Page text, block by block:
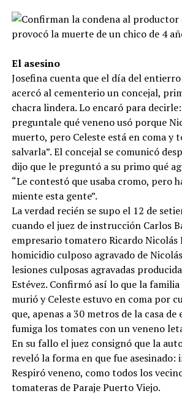
El asesino
Josefina cuenta que el día del entierro
acercó al cementerio un concejal,
chacra lindera. Lo encaró para decirle:
preguntale qué veneno usó porque
muerto, pero Celeste está en coma y
salvarla”. El concejal se comunicó
dijo que le preguntó a su primo qué
“Le contestó que usaba cromo, pero
miente esta gente”.
La verdad recién se supo el 12 de
cuando el juez de instrucción Carlos
empresario tomatero Ricardo
homicidio culposo agravado de
lesiones culposas agravadas
Estévez. Confirmó así lo que la
murió y Celeste estuvo en coma por
que, apenas a 30 metros de la casa de
fumiga los tomates con un veneno
En su fallo el juez consignó que la
reveló la forma en que fue asesinado:
Respiró veneno, como todos los
tomateras de Paraje Puerto Viejo.